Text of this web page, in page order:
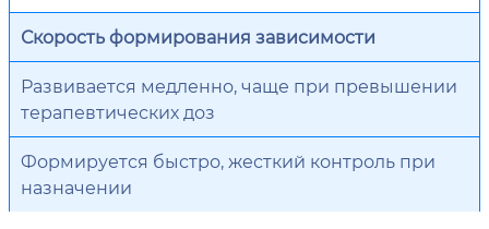
Скорость формирования зависимости
Развивается медленно, чаще при превышении
терапевтических доз
Формируется быстро, жесткий контроль при
назначении